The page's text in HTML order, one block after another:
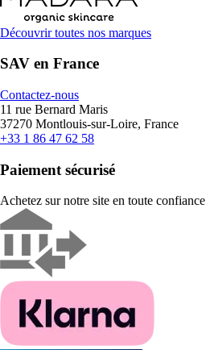
Découvrir toutes nos marques
SAV en France
Contactez-nous
11 rue Bernard Maris
37270 Montlouis-sur-Loire, France
+33 1 86 47 62 58
Paiement sécurisé
Achetez sur notre site en toute confiance